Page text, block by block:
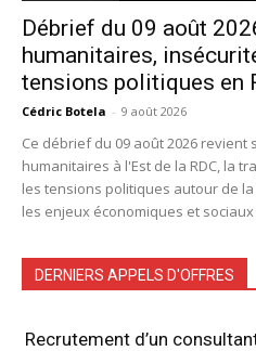
Débrief du 09 août
humanitaires,
tensions politiques en
Cédric Botela - 9 août 2026
Ce débrief du 09 août 2026
humanitaires à l'Est de la RDC, la
les tensions politiques autour de
les enjeux économiques et
DERNIERS APPELS D'OFFRES
Recrutement d’un